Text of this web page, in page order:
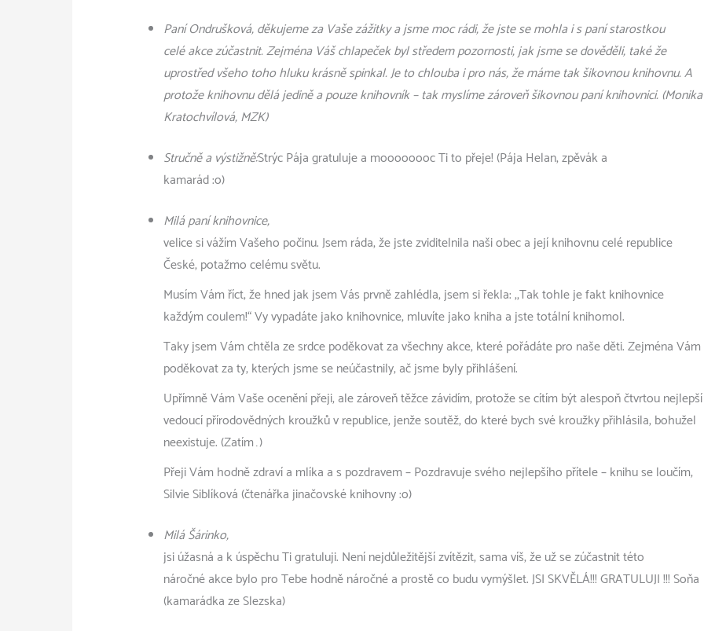
Paní Ondrušková, děkujeme za Vaše zážitky a jsme moc rádi, že jste se mohla i s paní starostkou
celé akce zúčastnit. Zejména Váš chlapeček byl středem pozornosti, jak jsme se dověděli, také že
uprostřed všeho toho hluku krásně spinkal. Je to chlouba i pro nás, že máme tak šikovnou knihovnu. A
protože knihovnu dělá jedině a pouze knihovník – tak myslíme zároveň šikovnou paní knihovnici. (Monika
Kratochvílová, MZK)
Stručně a výstižně:Strýc Pája gratuluje a moooooooc Ti to přeje! (Pája Helan, zpěvák a
kamarád :o)
Milá paní knihovnice,
velice si vážím Vašeho počinu. Jsem ráda, že jste zviditelnila naši obec a její knihovnu celé republice
České, potažmo celému světu.
Musím Vám říct, že hned jak jsem Vás prvně zahlédla, jsem si řekla: ,,Tak tohle je fakt knihovnice
každým coulem!“ Vy vypadáte jako knihovnice, mluvíte jako kniha a jste totální knihomol.
Taky jsem Vám chtěla ze srdce poděkovat za všechny akce, které pořádáte pro naše děti. Zejména
poděkovat za ty, kterých jsme se neúčastnily, ač jsme byly přihlášení.
Upřímně Vám Vaše ocenění přeji, ale zároveň těžce závidím, protože se cítím být alespoň čtvrtou nejlepší
vedoucí přírodovědných kroužků v republice, jenže soutěž, do které bych své kroužky přihlásila, bohužel
neexistuje. (Zatím…)
Přeji Vám hodně zdraví a mlíka a s pozdravem – Pozdravuje svého nejlepšího přítele – knihu se loučím,
Silvie Siblíková (čtenářka jinačovské knihovny :o)
Milá Šárinko,
jsi úžasná a k úspěchu Ti gratuluji. Není nejdůležitější zvítězit, sama víš, že už se zúčastnit této
náročné akce bylo pro Tebe hodně náročné a prostě co budu vymýšlet. JSI SKVĚLÁ!!! GRATULUJI !!! Soňa
(kamarádka ze Slezska)